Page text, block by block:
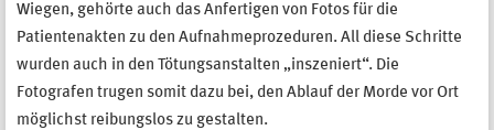
Wiegen, gehörte auch das Anfertigen von Fotos für die
Patientenakten zu den Aufnahmeprozeduren. All diese Schritte
wurden auch in den Tötungsanstalten „inszeniert“. Die
Fotografen trugen somit dazu bei, den Ablauf der Morde vor Ort
möglichst reibungslos zu gestalten.